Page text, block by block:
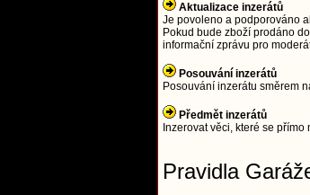
Aktualizace inzerátů
Je povoleno a podporováno
Pokud bude zboží prodáno
informační zprávu pro
Posouvání inzerátů
Posouvání inzerátu směrem
Předmět inzerátů
Inzerovat věci, které se
Pravidla